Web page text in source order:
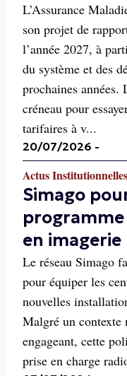
L’Assurance
son projet de
l’année 2027, à
du système et des
prochaines
créneau pour
tarifaires à v...
20/07/2026 -
Actus Institutionnelles
Simago
en
Le réseau Simago
pour équiper les
nouvelles
Malgré un contexte
engageant, cette
prise en charge